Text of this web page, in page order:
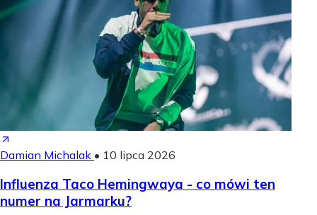
Damian Michalak • 10 lipca 2026
Influenza Taco Hemingwaya - co mówi ten
numer na Jarmarku?